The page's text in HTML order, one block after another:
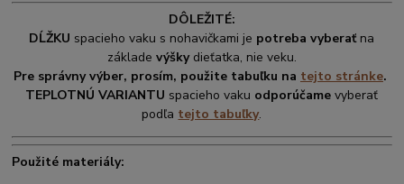
DÔLEŽITÉ:
DĹŽKU spacieho vaku s nohavičkami je potreba vyberať na
základe výšky dieťatka, nie veku.
Pre správny výber, prosím, použite tabuľku na tejto stránke.
TEPLOTNÚ VARIANTU spacieho vaku odporúčamevyberať
podľa tejto tabuľky.
Použité materiály: